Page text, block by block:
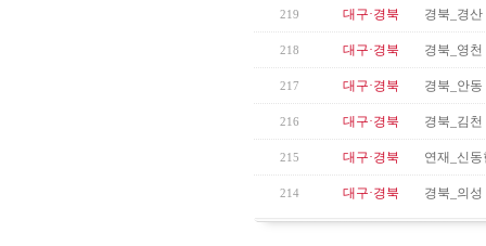
219 대구·경북 경북_경
218 대구·경북 경북_영
217 대구·경북 경북_안
216 대구·경북 경북_김
215 대구·경북 연재_신
214 대구·경북 경북_의